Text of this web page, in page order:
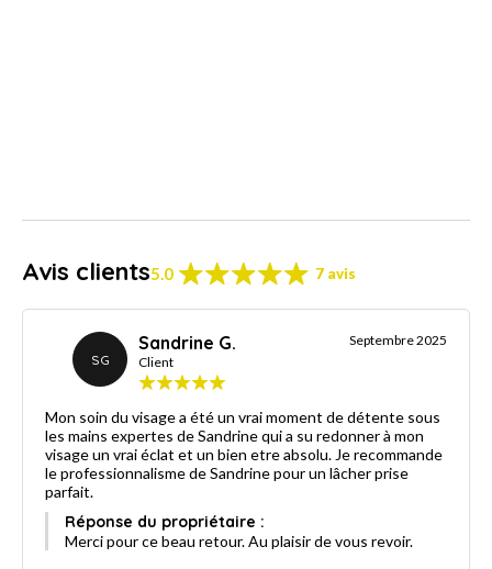
Avis clients5.0 7 avis
SG
Sandrine G.
Client
Septembre 2025
Mon soin du visage a été un vrai moment de détente sous
les mains expertes de Sandrine qui a su redonner à mon
visage un vrai éclat et un bien etre absolu. Je recommande
le professionnalisme de Sandrine pour un lâcher prise
parfait.
Réponse du propriétaire :
Merci pour ce beau retour. Au plaisir de vous revoir.